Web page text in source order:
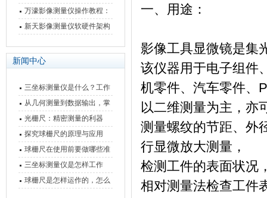
仪技术规格与应用解析
万濠影像测量仪操作教程：
从开机到出报告，新手也能
新天影像测量仪软硬件架构
新闻中心
三坐标测量仪是什么？工作
原理、分类与核心功能一次
讲清
从几何测量到数据输出，掌
握万濠影像测量仪的六大核
心能力
光栅尺：精密测量的利器
探究球栅尺的原理与应用
球栅尺在使用前要做哪些准
备工作？
三坐标测量仪是怎样工作
的，功能有什么优势？
球栅尺是怎样运作的，怎么
一、用途：
影像工具显微镜是集
该仪器用于电子组件
机零件、汽车零件、
以二维测量为主，亦
测量螺纹的节距、外
行显微放大测量，
检测工件的表面状况
相对测量法检查工件